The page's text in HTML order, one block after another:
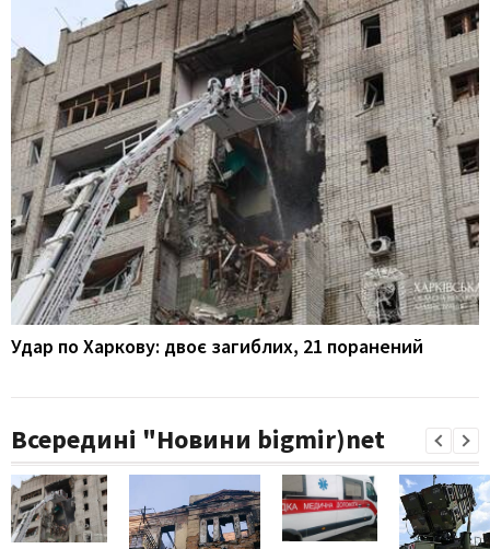
Удар по Харкову: двоє загиблих, 21 поранений
Всередині "Новини bigmir)net